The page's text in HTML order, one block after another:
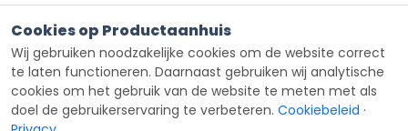
Contact
Cookies op Productaanhuis
Wij gebruiken noodzakelijke cookies om de website correct
te laten functioneren. Daarnaast gebruiken wij analytische
cookies om het gebruik van de website te meten met als
doel de gebruikerservaring te verbeteren. Cookiebeleid ·